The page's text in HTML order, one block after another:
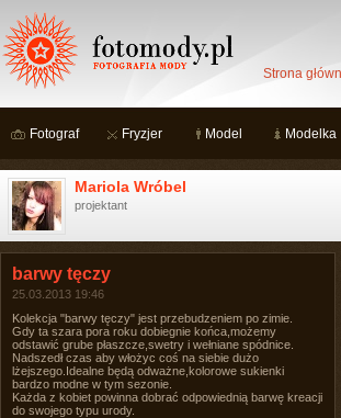
Strona
Fotograf Fryzjer Model Modelka
Mariola Wróbel
projektant
barwy tęczy
25.03.2013 19:46
Kolekcja "barwy tęczy" jest przebudzeniem po zimie.
Gdy ta szara pora roku dobiegnie końca,możemy
odstawić grube płaszcze,swetry i wełniane spódnice.
Nadszedł czas aby włożyc coś na siebie dużo
lżejszego.Idealne będą odważne,kolorowe sukienki
bardzo modne w tym sezonie.
Każda z kobiet powinna dobrać odpowiednią barwę kreacji
do swojego typu urody.